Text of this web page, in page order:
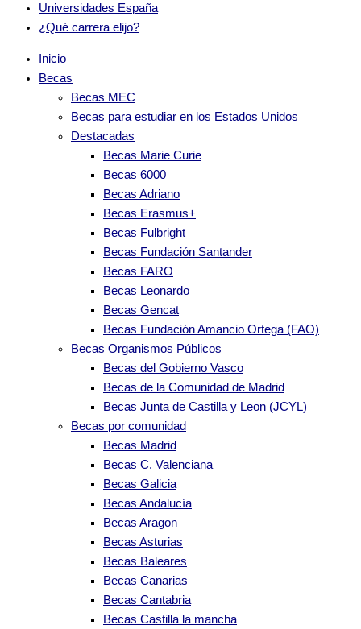
Universidades España
¿Qué carrera elijo?
Inicio
Becas
Becas MEC
Becas para estudiar en los Estados Unidos
Destacadas
Becas Marie Curie
Becas 6000
Becas Adriano
Becas Erasmus+
Becas Fulbright
Becas Fundación Santander
Becas FARO
Becas Leonardo
Becas Gencat
Becas Fundación Amancio Ortega (FAO)
Becas Organismos Públicos
Becas del Gobierno Vasco
Becas de la Comunidad de Madrid
Becas Junta de Castilla y Leon (JCYL)
Becas por comunidad
Becas Madrid
Becas C. Valenciana
Becas Galicia
Becas Andalucía
Becas Aragon
Becas Asturias
Becas Baleares
Becas Canarias
Becas Cantabria
Becas Castilla la mancha